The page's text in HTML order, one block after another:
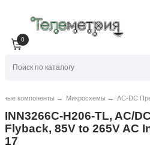
0
компоненты → Микросхемы → AC-DC
INN3266C-H206-TL, AC/
Flyback, 85V to 265V AC
17